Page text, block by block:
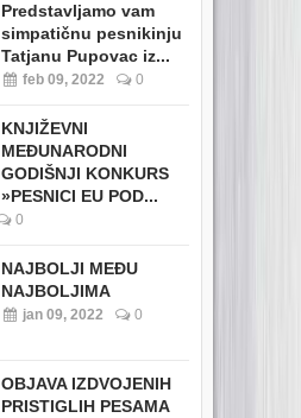
Predstavljamo vam
simpatičnu pesnikinju
Tatjanu Pupovac iz...
feb 09, 2022 0
KNJIŽEVNI
MEĐUNARODNI
GODIŠNJI KONKURS
»PESNICI EU POD...
0
NAJBOLJI MEĐU
NAJBOLJIMA
jan 09, 2022 0
OBJAVA IZDVOJENIH
PRISTIGLIH PESAMA